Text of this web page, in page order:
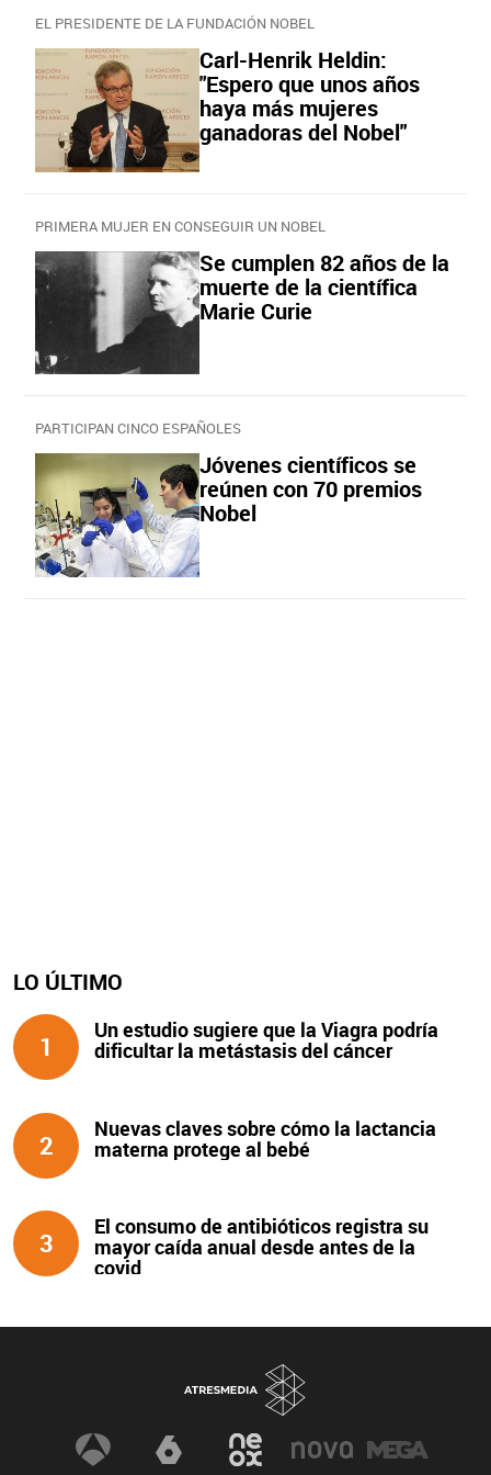
EL PRESIDENTE DE LA FUNDACIÓN NOBEL
Carl-Henrik Heldin:
"Espero que unos años
haya más mujeres
ganadoras del Nobel"
PRIMERA MUJER EN CONSEGUIR UN NOBEL
Se cumplen 82 años de la
muerte de la científica
Marie Curie
PARTICIPAN CINCO ESPAÑOLES
Jóvenes científicos se
reúnen con 70 premios
Nobel
LO ÚLTIMO
1
Un estudio sugiere que la Viagra podría
dificultar la metástasis del cáncer
2
Nuevas claves sobre cómo la lactancia
materna protege al bebé
3
El consumo de antibióticos registra su
mayor caída anual desde antes de la
covid